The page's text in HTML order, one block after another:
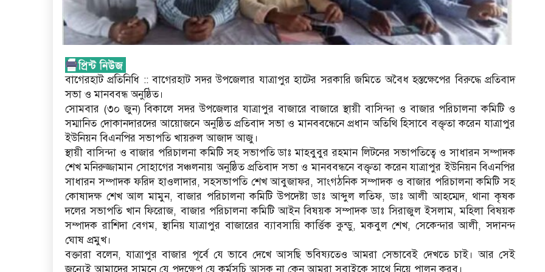
বাগেরহাট প্রতিনিধি :: বাগেরহাট সদর উপজেলার যাত্রাপুর হাটের সরকারি জমিতে অবৈধ হস্তক্ষেপের বিরুদ্ধে প্রতিবাদ
সভা ও মানববন্ধ অনুষ্ঠিত।
সোমবার (৩০ জুন) বিকালে সদর উপজেলার যাত্রাপুর বাজারে বাজারে স্থায়ী বাসিন্দা ও বাজার পরিচালনা কমিটি ও
সম্মানিত দোকানদারদের আয়োজনে অনুষ্ঠিত প্রতিবাদ সভা ও মানববন্ধেনে প্রধান অতিথি হিসাবে বক্তৃতা করেন যাত্রাপুর
ইউনিয়ন বিএনপির সভাপতি খায়রুল আজাদ আজু।
স্থায়ী বাসিন্দা ও বাজার পরিচালনা কমিটি সহ সভাপতি ডাঃ মাহবুবুর রহমান লিটনের সভাপতিত্বে ও সাধারন সম্পাদক
শেখ মনিরুজ্জামান সোহাগের সঞ্চলনায় অনুষ্ঠিত প্রতিবাদ সভা ও মানববন্ধনে বক্তৃতা করেন যাত্রাপুর ইউনিয়ন বিএনপির
সাধারন সম্পাদক ফরিদ হাওলাদার, সহসভাপতি শেখ আবুজাফর, সাংগঠনিক সম্পাদক ও বাজার পরিচালনা কমিটি সহ
কোষাদক্ষ শেখ আল মামুন, বাজার পরিচালনা কমিটি উপদেষ্টা ডাঃ আব্দুল লতিফ, ডাঃ আলী আহম্মেদ, থানা কৃষক
দলের সভাপতি খান ফিরোজ, বাজার পরিচালনা কমিটি আইন বিষয়ক সম্পাদক ডাঃ সিরাজুল ইসলাম, মহিলা বিষয়ক
সম্পাদক রাশিদা বেগম, স্থানিয় যাত্রাপুর বাজারের ব্যাবসায়ি কার্ত্তিক কুন্ডু, মকবুল শেখ, সেকেন্দার আলী, সদানন্দ
ঘোষ প্রমুখ।
বক্তারা বলেন, যাত্রাপুর বাজার পূর্বে যে ভাবে দেখে আসছি ভবিষ্যতেও আমরা সেভাবেই দেখতে চাই। আর সেই
জন্যেই আমাদের সামনে যে পদক্ষেপ যে কর্মসূচি আসুক না কেন আমরা সবাইকে সাথে নিয়ে পালন করব।